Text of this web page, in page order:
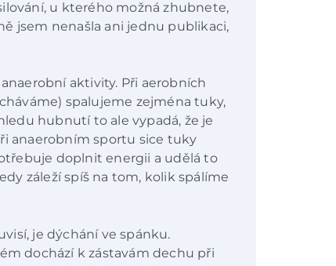
u kterého možná zhubnete,
jsem nenašla ani jednu publikaci,
aktivity. Při aerobních
spalujeme zejména tuky,
hubnutí to ale vypadá, že je
anaerobním sportu sice tuky
doplnit energii a udělá to
záleží spíš na tom, kolik spálíme
je dýchání ve spánku.
dochází k zástavám dechu při